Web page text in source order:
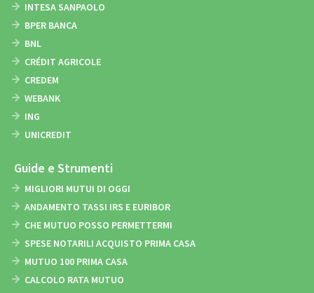
INTESA SANPAOLO
BPER BANCA
BNL
CRÉDIT AGRICOLE
CREDEM
WEBANK
ING
UNICREDIT
Guide e Strumenti
MIGLIORI MUTUI DI OGGI
ANDAMENTO TASSI IRS E EURIBOR
CHE MUTUO POSSO PERMETTERMI
SPESE NOTARILI ACQUISTO PRIMA CASA
MUTUO 100 PRIMA CASA
CALCOLO RATA MUTUO